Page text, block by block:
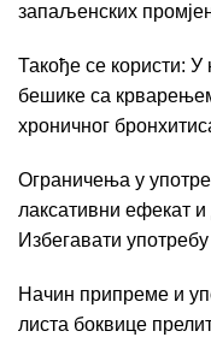
запаљенских
Такође се користи:
бешике са
хроничног
Ограничења у
лаксативни ефекат
Избегавати
Начин припреме и
листа боквице